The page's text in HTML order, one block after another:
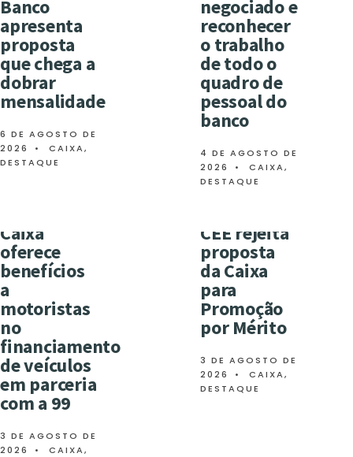
Banco
apresenta
proposta
que chega a
dobrar
mensalidade
6 DE AGOSTO DE
2026
• CAIXA,
DESTAQUE
negociado e
reconhecer
o trabalho
de todo o
quadro de
pessoal do
banco
4 DE AGOSTO DE
2026
• CAIXA,
DESTAQUE
Caixa
oferece
benefícios
a
motoristas
no
financiamento
de veículos
em parceria
com a 99
3 DE AGOSTO DE
2026
• CAIXA,
CEE rejeita
proposta
da Caixa
para
Promoção
por Mérito
3 DE AGOSTO DE
2026
• CAIXA,
DESTAQUE